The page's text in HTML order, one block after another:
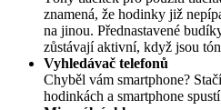
znamená, že hodinky již
na jinou. Přednastavené
zůstávají aktivní, když jsou
Vyhledávač telefonů
Chyběl vám smartphone?
hodinkách a smartphone